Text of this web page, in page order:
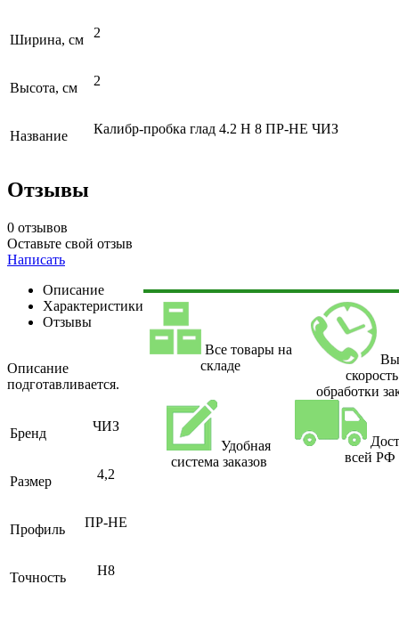
Ширина, см 2
Высота, см 2
Название Калибр-пробка глад 4.2 Н 8 ПР-НЕ ЧИЗ
Отзывы
0 отзывов
Оставьте свой отзыв
Написать
Описание
Характеристики
Отзывы
Описание
подготавливается.
Бренд ЧИЗ
Размер 4,2
Профиль ПР-НЕ
Точность H8
Все товары на
складе
скорость
обработки
Удобная
система заказов
всей РФ